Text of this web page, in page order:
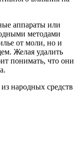
аппараты или
методами
от моли, но и
Желая удалить
понимать, что они
народных средств